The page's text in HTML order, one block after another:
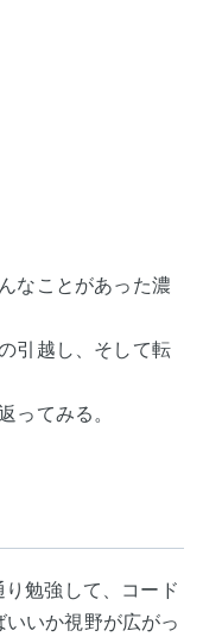
なことがあった濃
引越し、そして転
ってみる。
勉強して、コード
いか視野が広がっ